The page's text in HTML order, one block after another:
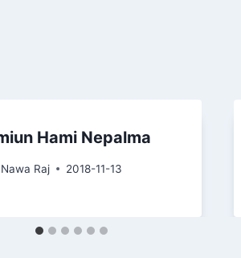
Hami Nepalma
Raj 2018-11-13